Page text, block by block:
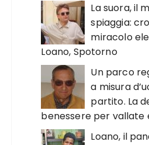
La suora, il
spiaggia:
miracolo
Loano, Spotorno
Un parco
a misura
partito. La
benessere per vallate
Loano, il